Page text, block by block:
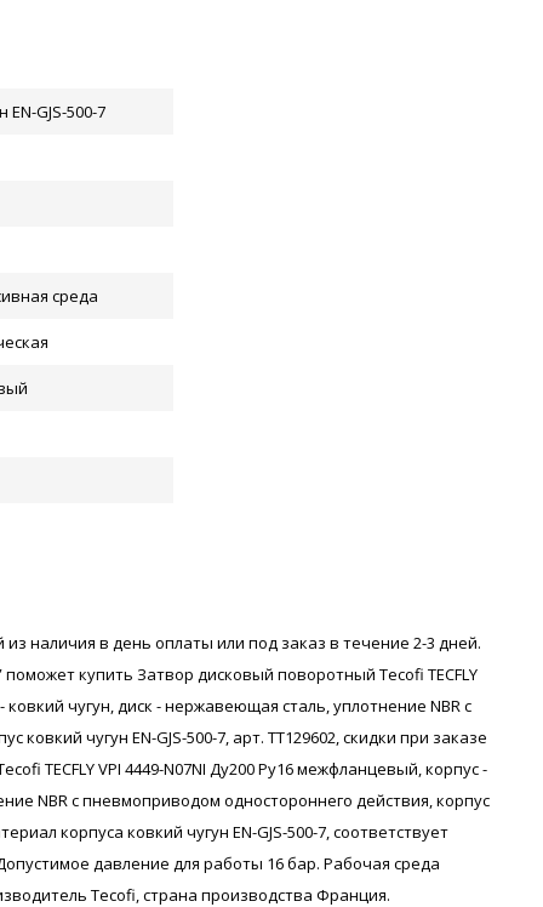
EN-GJS-500-7
среда
наличия в день оплаты или под заказ в течение 2-3 дней.
купить Затвор дисковый поворотный Tecofi TECFLY
чугун, диск - нержавеющая сталь, уплотнение NBR с
чугун EN-GJS-500-7, арт. ТТ129602, скидки при заказе
TECFLY VPI 4449-N07NI Ду200 Ру16 межфланцевый, корпус -
NBR с пневмоприводом одностороннего действия, корпус
корпуса ковкий чугун EN-GJS-500-7, соответствует
давление для работы 16 бар. Рабочая среда
Tecofi, страна производства Франция.